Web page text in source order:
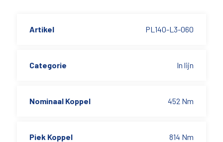
Artikel PL140-L3-060
Categorie In lijn
Nominaal Koppel 452 Nm
Piek Koppel 814 Nm